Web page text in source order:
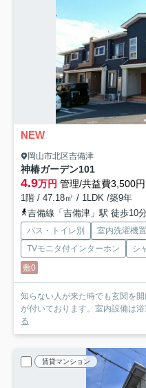
NEW
岡山市北区吉備津
神椿ガーデン101
4.9万円 管理/共益費3,500円
1階 / 47.18㎡ / 1LDK /築9年
吉備線「吉備津」駅 徒歩10
バス・トイレ別 室内洗濯機
TVモニタ付インターホン
シ
敷0
知らない人が来た時でも玄関を
が付いております。室内設備は
る
賃貸マンション